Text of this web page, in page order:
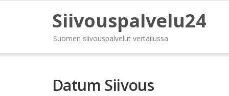
Siivouspalvelu24
Suomen siivouspalvelut vertailussa
Datum Siivous